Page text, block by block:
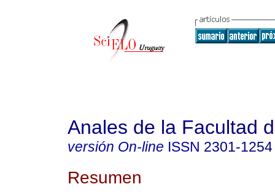
Anales de la Facultad
versión On-line ISSN 2301-1254
Resumen